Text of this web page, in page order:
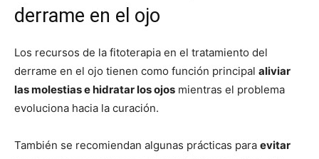
derrame en el ojo
Los recursos de la fitoterapia en el tratamiento del
derrame en el ojo tienen como función principal aliviar
las molestias e hidratar los ojos mientras el problema
evoluciona hacia la curación.
También se recomiendan algunas prácticas para evitar